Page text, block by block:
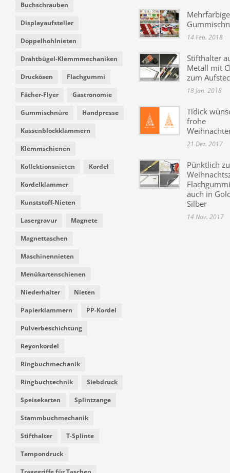
Buchschrauben
Displayaufsteller
Doppelhohlnieten
Drahtbügel-Klemmmechaniken
Druckösen Flachgummi
Fächer-Flyer Gastronomie
Gummischnüre Handpresse
Kassenblockklammern
Klemmschienen
Kollektionsnieten Kordel
Kordelklammer
Kunststoff-Nieten
Lasergravur Magnete
Magnettaschen
Maschinennieten
Menükartenschienen
Niederhalter Nieten
Papierklammern PP-Kordel
Pulverbeschichtung
Reyonkordel
Ringbuchmechanik
Ringbuchtechnik Siebdruck
Speisekarten Splintzange
Stammbuchmechanik
Stifthalter T-Splinte
Tampondruck
Mehrfarbige
14 Feb. 2018
Stifthalter
Metall mit
zum
18 Jan. 2018
Tidick
frohe
21 Dez. 2017
Pünktlich
auch in
Silber
14 Nov. 2017